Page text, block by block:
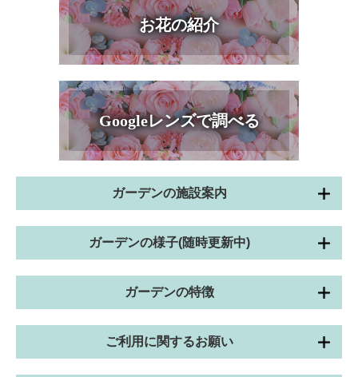
お花の紹介
Googleレンズで調べる
ガーデンの施設案内
ガーデンの様子(随時更新中)
ガーデンの特徴
ご利用に関するお願い